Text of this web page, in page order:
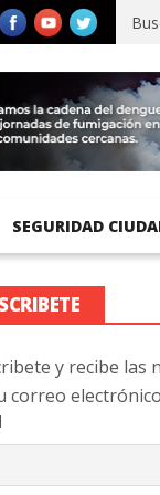
registra 92 %
SEGURIDAD
y recibe las
correo